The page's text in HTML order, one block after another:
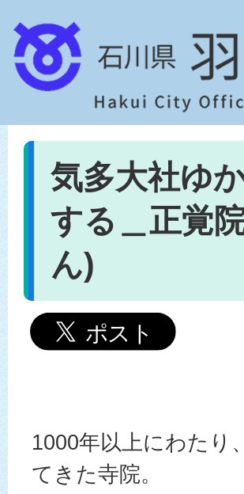
気多大社ゆ
する＿正覚
ん)
1000年以上にわたり
てきた寺院。